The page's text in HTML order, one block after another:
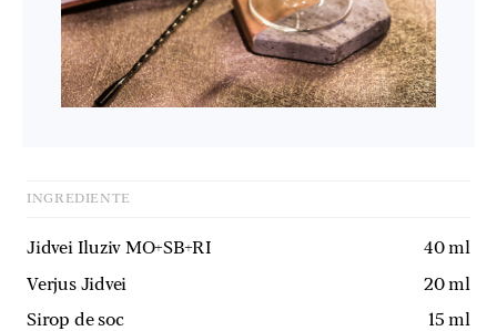
INGREDIENTE
Jidvei Iluziv MO+SB+RI 40ml
Verjus Jidvei 20ml
Sirop de soc 15 ml